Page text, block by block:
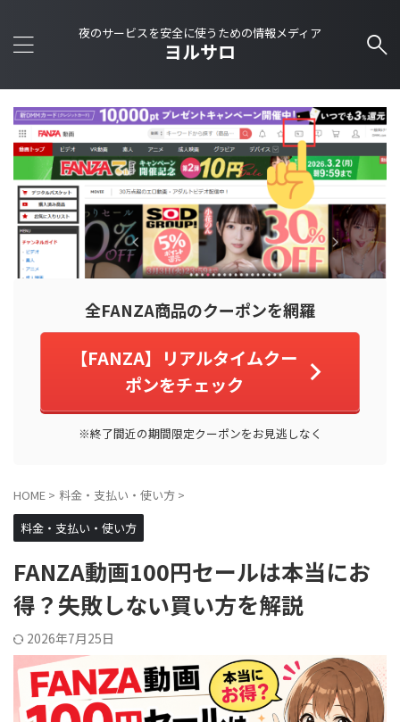
夜のサービスを安全に使うための情報メディア
ヨルサロ
全FANZA商品のクーポンを網羅
【FANZA】リアルタイムクー
ポンをチェック
※終了間近の期間限定クーポンをお見逃しなく
HOME > 料金・支払い・使い方 >
料金・支払い・使い方
FANZA動画100円セールは本当にお
得？失敗しない買い方を解説
2026年7月25日